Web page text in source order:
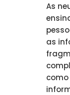
As
as